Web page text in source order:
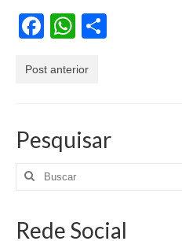
Facebook
WhatsApp
Post anterior
Pesquisar
Rede Social